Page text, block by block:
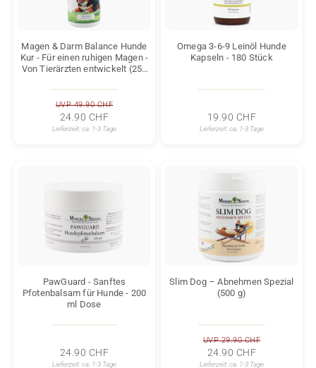
Magen & Darm Balance Hunde
Kur - Für einen ruhigen Magen -
Von Tierärzten entwickelt (250
UVP 49.90 CHF
24.90 CHF
Lieferzeit:ca. 1-3 Tage
Omega 3-6-9 Leinöl Hunde
Kapseln - 180 Stück
19.90 CHF
Lieferzeit:ca. 1-3 Tage
PawGuard - Sanftes
Pfotenbalsam für Hunde - 200
ml Dose
24.90 CHF
Lieferzeit:ca. 1-3 Tage
Slim Dog – Abnehmen Spezial
(500 g)
UVP 29.90 CHF
24.90 CHF
Lieferzeit:ca. 1-3 Tage